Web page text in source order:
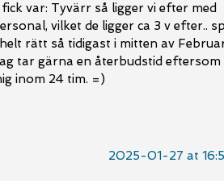
var: Tyvärr så ligger vi efter med
vilket de ligger ca 3 v efter.. sp
rätt så tidigast i mitten av
tar gärna en återbudstid eftersom
inom 24 tim. =)
2025-01-27 at